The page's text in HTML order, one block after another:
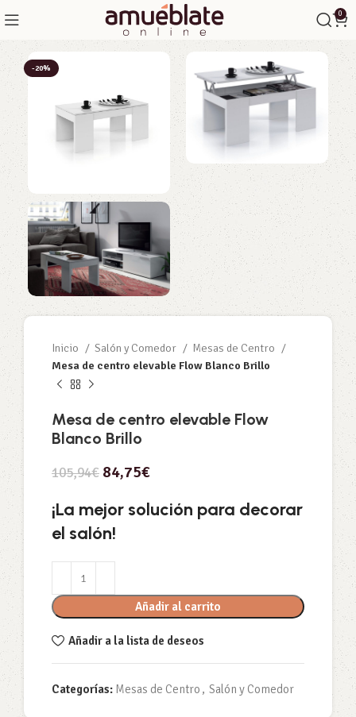
0
-20%
Inicio Salón y Comedor
Mesas de Centro
Mesa de centro elevable Flow Blanco Brillo
Mesa de centro elevable Flow
Blanco Brillo
105,94€ 84,75€
¡La mejor solución para decorar
el salón!
Añadir al carrito
Añadir a la lista de deseos
Categorías: Mesas de Centro , Salón y Comedor